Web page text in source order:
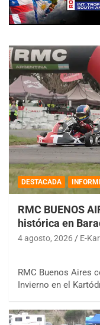
DESTACADA
RMC BUENOS
histórica en
4 agosto, 2026 E-
RMC Buenos Aires
Invierno en el